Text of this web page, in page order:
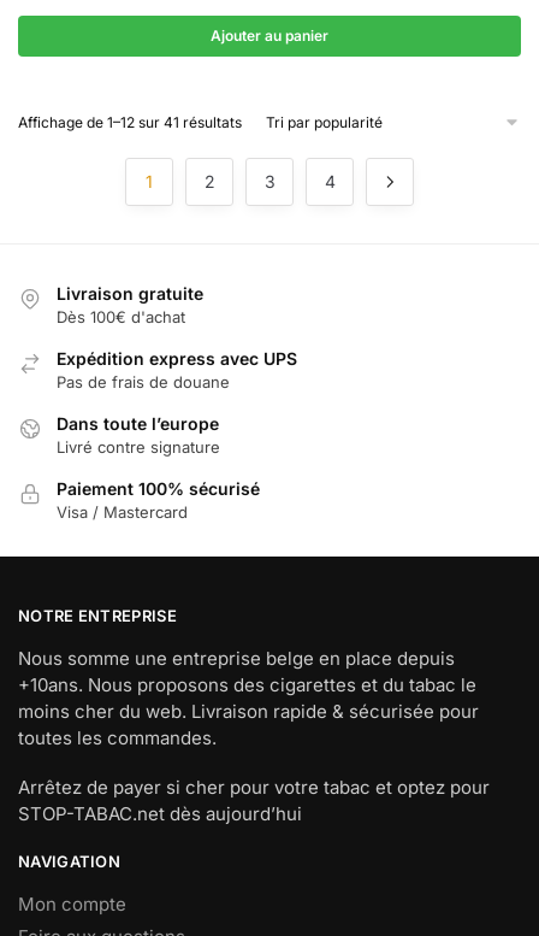
Ajouter au panier
Affichage de 1–12 sur 41 résultatsTrié
1 2 3 4
Livraison gratuite
Dès 100€ d'achat
Expédition express avec UPS
Pas de frais de douane
Dans toute l’europe
Livré contre signature
Paiement 100% sécurisé
Visa / Mastercard
NOTRE ENTREPRISE
Nous somme une entreprise belge en place depuis
+10ans. Nous proposons des cigarettes et du tabac le
moins cher du web. Livraison rapide & sécurisée pour
toutes les commandes.
Arrêtez de payer si cher pour votre tabac et optez pour
STOP-TABAC.net dès aujourd’hui
NAVIGATION
Mon compte